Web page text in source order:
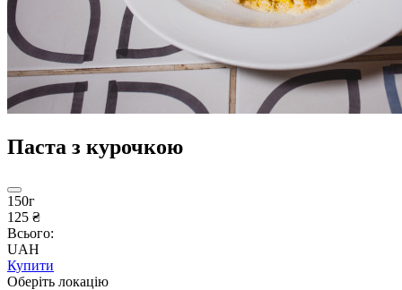
Паста з курочкою
150г
125 ₴
Всього:
UAH
Купити
Оберіть локацію